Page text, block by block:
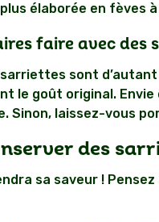
élaborée en fèves
faire avec des
sont
le goût original.
Sinon, laissez-vous
des
sa saveur !